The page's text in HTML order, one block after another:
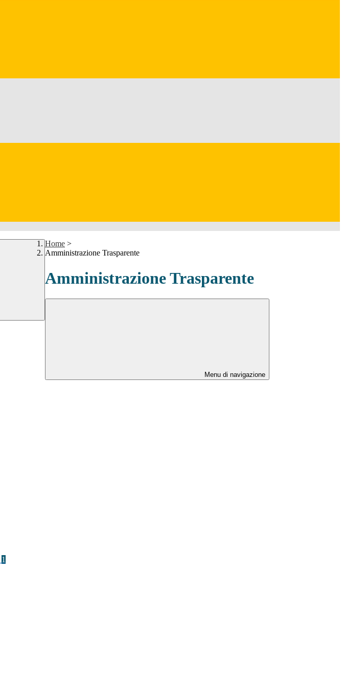
Home >
Amministrazione Trasparente
Amministrazione Trasparente
Menu di navigazione
1